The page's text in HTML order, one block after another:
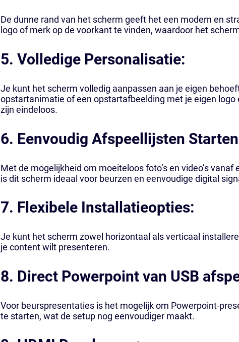
De dunne rand van het scherm geeft het een modern en
logo of merk op de voorkant te vinden, waardoor het
5. Volledige Personalisatie:
Je kunt het scherm volledig aanpassen aan je eigen
opstartanimatie of een opstartafbeelding met je eigen
zijn eindeloos.
6. Eenvoudig Afspeellijsten
Met de mogelijkheid om moeiteloos foto’s en video’s
is dit scherm ideaal voor beurzen en eenvoudige digital
7. Flexibele Installatieopties:
Je kunt het scherm zowel horizontaal als verticaal
je content wilt presenteren.
8. Direct Powerpoint van USB
Voor beurspresentaties is het mogelijk om Powerpoint-
te starten, wat de setup nog eenvoudiger maakt.